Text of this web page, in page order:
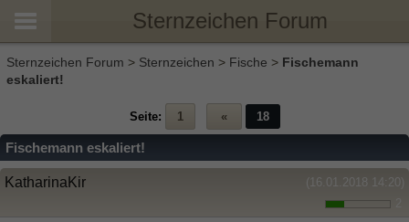
Sternzeichen Forum
Sternzeichen Forum > Sternzeichen > Fische > Fischemann
eskaliert!
Seite: 1 « 18
Fischemann eskaliert!
(16.01.2018 14:20)
KatharinaKir